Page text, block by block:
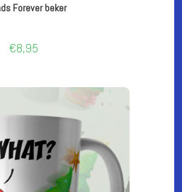
Forever beker
€8,95